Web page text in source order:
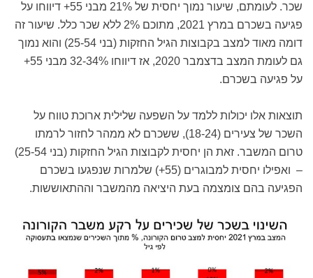
שכר. לעומתם, שיעור נמוך יחסית של 21% מבני 55+ דיווחו על
פגיעה בשכרם במרץ 2021, מתוכם 2% ללא שכר כלל. שיעור זה
דומה מאוד למצב בקבוצות הגיל החזקות (בני 25-54) והוא נמוך
גם לעומת המצב בדצמבר 2020, אז דיווחו 32-34% מבני 55+
על פגיעה בשכרם.
תוצאות אלו יכולות ללמד על השפעה שלילית ארוכת טווח על
השכר של צעירים (18-24), ששכרם לא ממהר לחזור לרמתו
טרום המשבר. זאת הן יחסית לקבוצות הגיל החזקות (בני 25-54)
– ואפילו יחסית למבוגרים (55+) שלמרות שנפגעו בשכרם
הפגיעה בהם צומצמה בעת היציאה מהמשבר וההתאוששות.